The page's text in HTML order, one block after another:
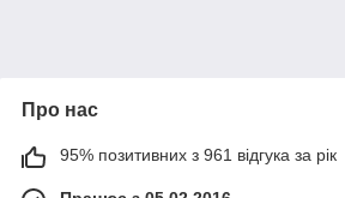
Про нас
95% позитивних з 961 відгука за рік